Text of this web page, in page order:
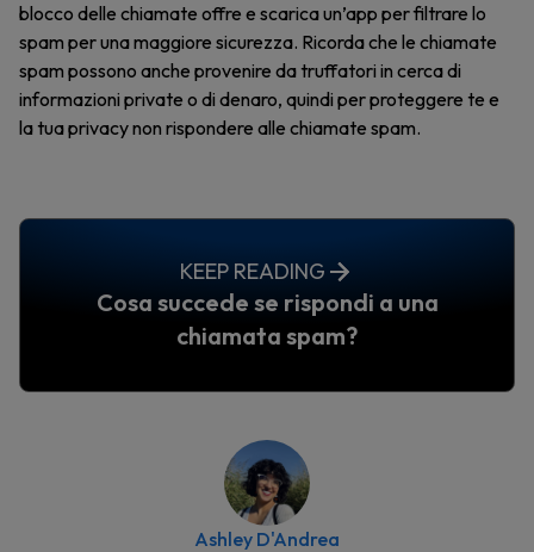
blocco delle chiamate offre e scarica un’app per filtrare lo
spam per una maggiore sicurezza. Ricorda che le chiamate
spam possono anche provenire da truffatori in cerca di
informazioni private o di denaro, quindi per proteggere te e
la tua privacy non rispondere alle chiamate spam.
KEEP READING
Cosa succede se rispondi a una
chiamata spam?
Ashley D'Andrea